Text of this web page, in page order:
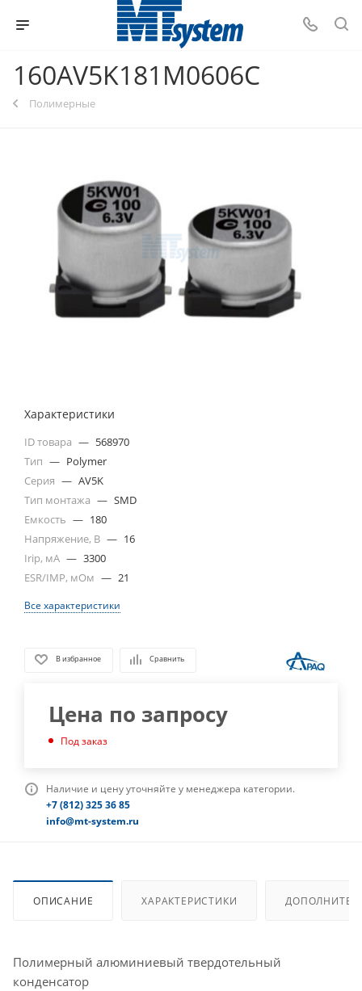
160AV5K181M0606C
Полимерные
Характеристики
ID товара — 568970
Тип — Polymer
Серия — AV5K
Тип монтажа — SMD
Емкость — 180
Напряжение, В — 16
Irip, мА — 3300
ESR/IMP, мОм — 21
Все характеристики
В избранное Сравнить
Цена по запросу
Под заказ
Наличие и цену уточняйте у менеджера категории.
+7 (812) 325 36 85
info@mt-system.ru
ОПИСАНИЕ ХАРАКТЕРИСТИКИ
Полимерный алюминиевый твердотельный
конденсатор